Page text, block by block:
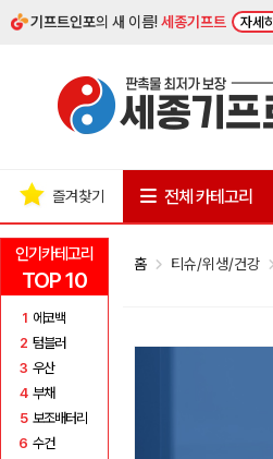
기프트인포의 새 이름!세종기프트 자세히
인기카테고리
TOP 10
1 에코백
2 텀블러
3 우산
4 부채
5 보조배터리
6 수건
즐겨찾기 전체 카테고리
홈 티슈/위생/건강